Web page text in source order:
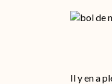
Il y en a